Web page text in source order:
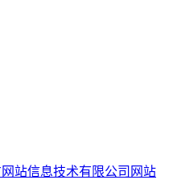
站信息技术有限公司 网站